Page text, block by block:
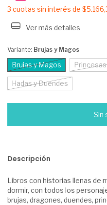
3 cuotas sin interés de
Ver más detalles
Variante: Brujas y Magos
Brujas y Magos
Hadas y Duendes
Descripción
Libros con historias llenas de
dormir, con todos los
brujas, dragones, duendes,